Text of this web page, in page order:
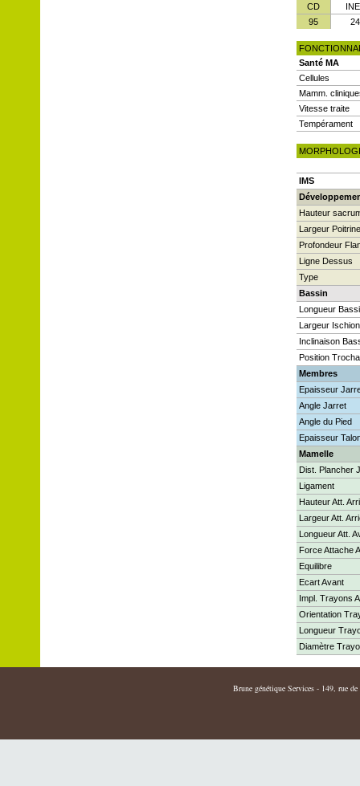
CD
95
24
Santé MA
Cellules
Mamm.
Vitesse traite
Tempérament
IMS
Hauteur
Largeur Poitrine
Profondeur
Ligne Dessus
Type
Bassin
Longueur
Largeur
Inclinaison
Position
Membres
Epaisseur
Angle Jarret
Angle du Pied
Epaisseur
Mamelle
Dist. Plancher
Ligament
Hauteur Att.
Largeur Att.
Longueur Att.
Force Attache
Equilibre
Ecart Avant
Impl. Trayons
Orientation
Longueur
Diamètre
Brune génétique Services - 149, rue